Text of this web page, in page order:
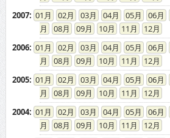
2007: 01 02 03 04 05 06
08
09 10 11
12
2006: 01 02 03 04 05 06
08
09 10 11
12
2005: 01 02 03 04 05 06
08
09 10 11
12
2004: 01 02 03 04 05 06
08
09 10 11
12